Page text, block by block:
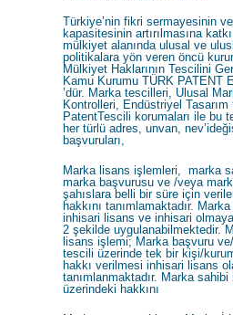
Türkiye’nin fikri sermayesinin
kapasitesinin artırılmasına
mülkiyet alanında ulusal ve
politikalara yön veren öncü
Mülkiyet Haklarının Tescilini
Kamu Kurumu TÜRK PATENT
’dür. Marka tescilleri, Ulusal
Kontrolleri, Endüstriyel
PatentTescili korumaları ile bu
her türlü adres, unvan,
başvuruları,
Marka lisans işlemleri, marka
marka başvurusu ve /veya
şahıslara belli bir süre için
hakkını tanımlamaktadır.
inhisari lisans ve inhisari
2 şekilde uygulanabilmektedir.
lisans işlemi; Marka başvuru
tescili üzerinde tek bir kişi/
hakkı verilmesi inhisari lisans
tanımlanmaktadır. Marka sahibi
üzerindeki hakkını